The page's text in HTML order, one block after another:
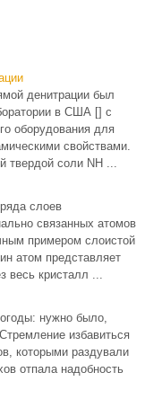
денитрации был
в США [] с
оборудования для
свойствами.
твердой соли NH ...
слоев
связанных атомов
примером слоистой
атом представляет
весь кристалл ...
нужно было,
избавиться
которыми раздували
отпала надобность